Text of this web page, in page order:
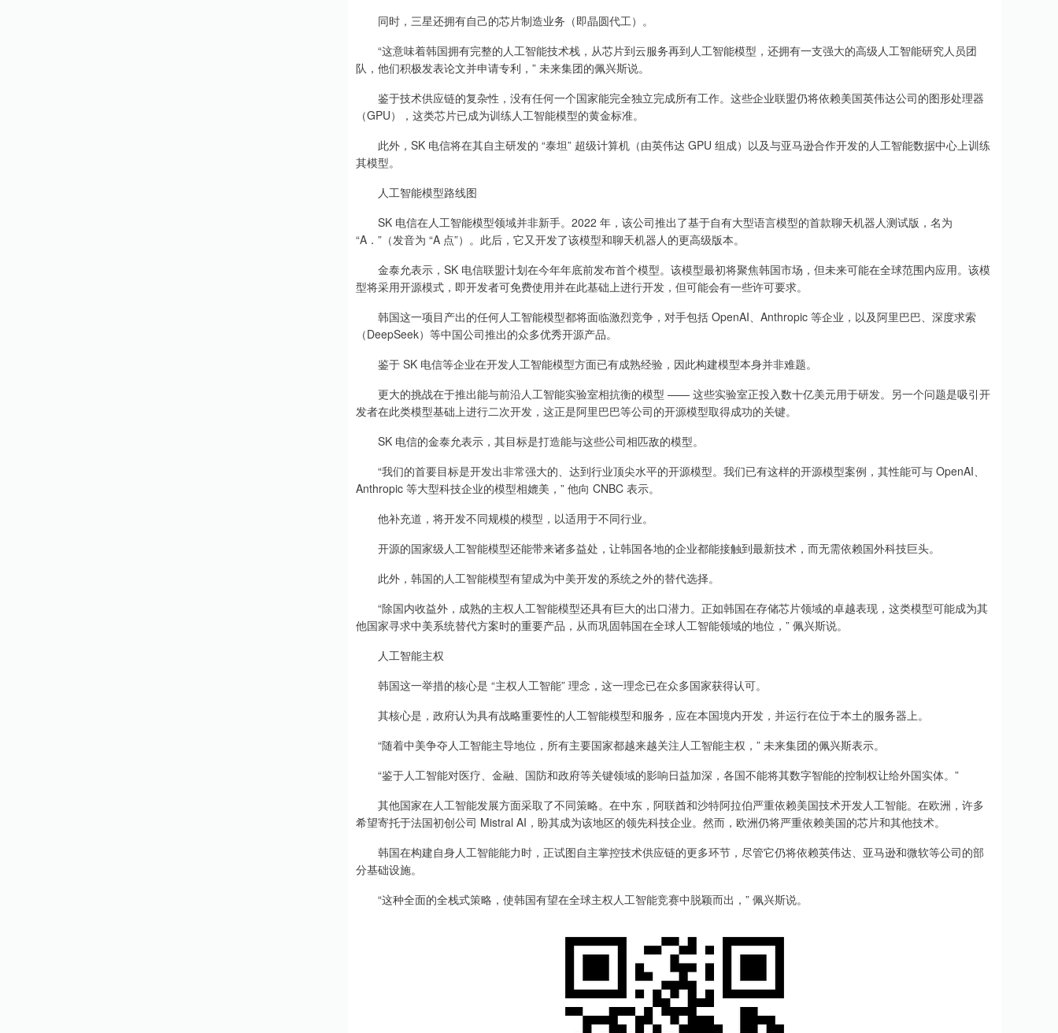
同时，三星还拥有自己的芯片制造业务（即晶圆代工）。
“这意味着韩国拥有完整的人工智能技术栈，从芯片到云服务再到人工智能模型，还拥有一支强大的高级人工智能研究人员团
队，他们积极发表论文并申请专利，” 未来集团的佩兴斯说。
鉴于技术供应链的复杂性，没有任何一个国家能完全独立完成所有工作。这些企业联盟仍将依赖美国英伟达公司的图形处理器
（GPU），这类芯片已成为训练人工智能模型的黄金标准。
此外，SK 电信将在其自主研发的 “泰坦” 超级计算机（由英伟达 GPU 组成）以及与亚马逊合作开发的人工智能数据中心上训练
其模型。
人工智能模型路线图
SK 电信在人工智能模型领域并非新手。2022 年，该公司推出了基于自有大型语言模型的首款聊天机器人测试版，名为
“A．”（发音为 “A 点”）。此后，它又开发了该模型和聊天机器人的更高级版本。
金泰允表示，SK 电信联盟计划在今年年底前发布首个模型。该模型最初将聚焦韩国市场，但未来可能在全球范围内应用。该模
型将采用开源模式，即开发者可免费使用并在此基础上进行开发，但可能会有一些许可要求。
韩国这一项目产出的任何人工智能模型都将面临激烈竞争，对手包括 OpenAI、Anthropic 等企业，以及阿里巴巴、深度求索
（DeepSeek）等中国公司推出的众多优秀开源产品。
鉴于 SK 电信等企业在开发人工智能模型方面已有成熟经验，因此构建模型本身并非难题。
更大的挑战在于推出能与前沿人工智能实验室相抗衡的模型 —— 这些实验室正投入数十亿美元用于研发。另一个问题是吸引开
发者在此类模型基础上进行二次开发，这正是阿里巴巴等公司的开源模型取得成功的关键。
SK 电信的金泰允表示，其目标是打造能与这些公司相匹敌的模型。
“我们的首要目标是开发出非常强大的、达到行业顶尖水平的开源模型。我们已有这样的开源模型案例，其性能可与 OpenAI、
Anthropic 等大型科技企业的模型相媲美，” 他向 CNBC 表示。
他补充道，将开发不同规模的模型，以适用于不同行业。
开源的国家级人工智能模型还能带来诸多益处，让韩国各地的企业都能接触到最新技术，而无需依赖国外科技巨头。
此外，韩国的人工智能模型有望成为中美开发的系统之外的替代选择。
“除国内收益外，成熟的主权人工智能模型还具有巨大的出口潜力。正如韩国在存储芯片领域的卓越表现，这类模型可能成为其
他国家寻求中美系统替代方案时的重要产品，从而巩固韩国在全球人工智能领域的地位，” 佩兴斯说。
人工智能主权
韩国这一举措的核心是 “主权人工智能” 理念，这一理念已在众多国家获得认可。
其核心是，政府认为具有战略重要性的人工智能模型和服务，应在本国境内开发，并运行在位于本土的服务器上。
“随着中美争夺人工智能主导地位，所有主要国家都越来越关注人工智能主权，” 未来集团的佩兴斯表示。
“鉴于人工智能对医疗、金融、国防和政府等关键领域的影响日益加深，各国不能将其数字智能的控制权让给外国实体。”
其他国家在人工智能发展方面采取了不同策略。在中东，阿联酋和沙特阿拉伯严重依赖美国技术开发人工智能。在欧洲，许多
希望寄托于法国初创公司 Mistral AI，盼其成为该地区的领先科技企业。然而，欧洲仍将严重依赖美国的芯片和其他技术。
韩国在构建自身人工智能能力时，正试图自主掌控技术供应链的更多环节，尽管它仍将依赖英伟达、亚马逊和微软等公司的部
分基础设施。
“这种全面的全栈式策略，使韩国有望在全球主权人工智能竞赛中脱颖而出，” 佩兴斯说。